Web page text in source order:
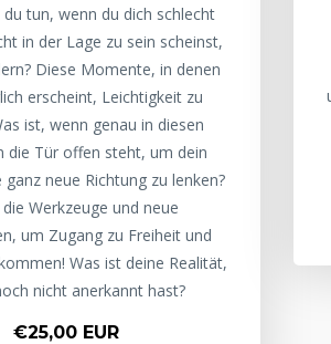
tun, wenn du dich schlecht
in der Lage zu sein scheinst,
Diese Momente, in denen
erscheint, Leichtigkeit zu
ist, wenn genau in diesen
die Tür offen steht, um dein
ganz neue Richtung zu lenken?
Werkzeuge und neue
um Zugang zu Freiheit und
Was ist deine Realität,
nicht anerkannt hast?
€25,00 EUR